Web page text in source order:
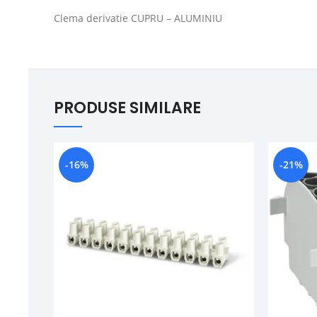
Clema derivatie CUPRU – ALUMINIU
PRODUSE SIMILARE
-16% -21%